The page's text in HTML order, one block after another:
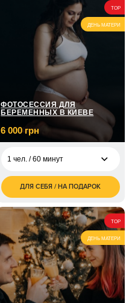
TOP
ДЕНЬ МАТЕРИ
ФОТОСЕССИЯ ДЛЯ
БЕРЕМЕННЫХ В КИЕВЕ
6 000 грн
1 чел. / 60 минут
6 000
грн
ДЛЯ СЕБЯ / НА ПОДАРОК
TOP
ДЕНЬ МАТЕРИ